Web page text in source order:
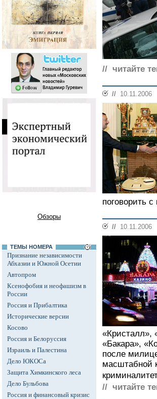
Обзоры
ТЕМЫ НОМЕРА
Признание независимости
Абхазии и Южной Осетии
Автопром
Ксенофобия и неофашизм в
России
Россия и Прибалтика
Исторические версии
Косово
Россия и Белоруссия
Израиль и Палестина
Дело ЮКОСа
Защита Химкинского леса
Дело Бульбова
Россия и финансовый кризис
// читайте
// 10.11.2006
поговорить
// 10.11.2006
«Кристалл»,
«Бакара»,
после
масштабной
// читайте